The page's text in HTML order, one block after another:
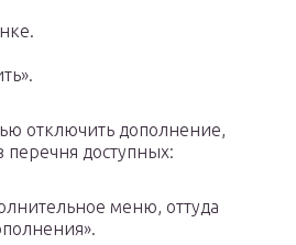
отключить дополнение,
перечня доступных:
меню, оттуда